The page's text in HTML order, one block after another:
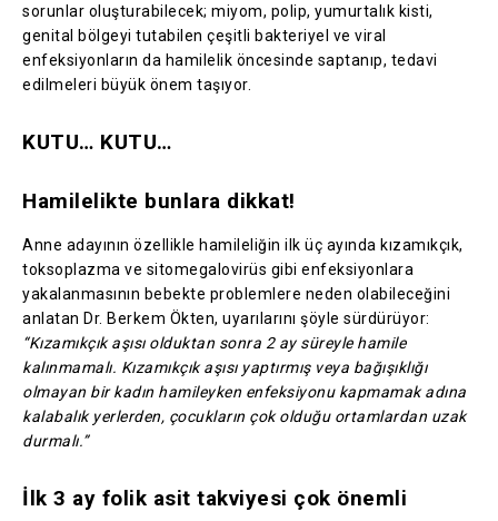
sorunlar oluşturabilecek; miyom, polip, yumurtalık kisti,
genital bölgeyi tutabilen çeşitli bakteriyel ve viral
enfeksiyonların da hamilelik öncesinde saptanıp, tedavi
edilmeleri büyük önem taşıyor.
KUTU… KUTU…
Hamilelikte bunlara dikkat!
Anne adayının özellikle hamileliğin ilk üç ayında kızamıkçık,
toksoplazma ve sitomegalovirüs gibi enfeksiyonlara
yakalanmasının bebekte problemlere neden olabileceğini
anlatan Dr. Berkem Ökten, uyarılarını şöyle sürdürüyor:
“Kızamıkçık aşısı olduktan sonra 2 ay süreyle hamile
kalınmamalı. Kızamıkçık aşısı yaptırmış veya bağışıklığı
olmayan bir kadın hamileyken enfeksiyonu kapmamak adına
kalabalık yerlerden, çocukların çok olduğu ortamlardan uzak
durmalı.”
İlk 3 ay folik asit takviyesi çok önemli